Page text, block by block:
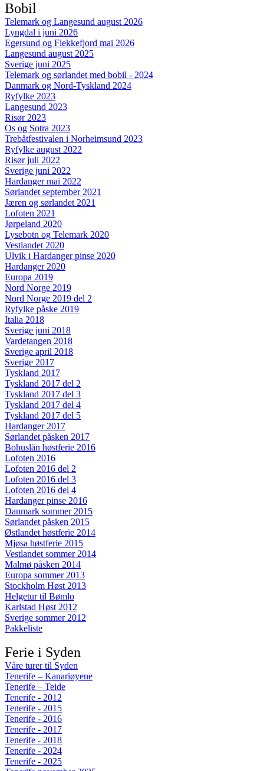
Bobil
Telemark og Langesund august 2026
Lyngdal i juni 2026
Egersund og Flekkefjord mai 2026
Langesund august 2025
Sverige juni 2025
Telemark og sørlandet med bobil - 2024
Danmark og Nord-Tyskland 2024
Ryfylke 2023
Langesund 2023
Risør 2023
Os og Sotra 2023
Trebåtfestivalen i Norheimsund 2023
Ryfylke august 2022
Risør juli 2022
Sverige juni 2022
Hardanger mai 2022
Sørlandet september 2021
Jæren og sørlandet 2021
Lofoten 2021
Jørpeland 2020
Lysebotn og Telemark 2020
Vestlandet 2020
Ulvik i Hardanger pinse 2020
Hardanger 2020
Europa 2019
Nord Norge 2019
Nord Norge 2019 del 2
Ryfylke påske 2019
Italia 2018
Sverige juni 2018
Vardetangen 2018
Sverige april 2018
Sverige 2017
Tyskland 2017
Tyskland 2017 del 2
Tyskland 2017 del 3
Tyskland 2017 del 4
Tyskland 2017 del 5
Hardanger 2017
Sørlandet påsken 2017
Bohuslän høstferie 2016
Lofoten 2016
Lofoten 2016 del 2
Lofoten 2016 del 3
Lofoten 2016 del 4
Hardanger pinse 2016
Danmark sommer 2015
Sørlandet påsken 2015
Østlandet høstferie 2014
Mjøsa høstferie 2015
Vestlandet sommer 2014
Malmø påsken 2014
Europa sommer 2013
Stockholm Høst 2013
Helgetur til Bømlo
Karlstad Høst 2012
Sverige sommer 2012
Pakkeliste
Ferie i Syden
Våre turer til Syden
Tenerife – Kanariøyene
Tenerife – Teide
Tenerife - 2012
Tenerife - 2015
Tenerife - 2016
Tenerife - 2017
Tenerife - 2018
Tenerife - 2024
Tenerife - 2025